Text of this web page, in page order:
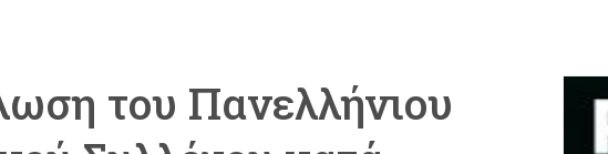
του Πανελλήνιου